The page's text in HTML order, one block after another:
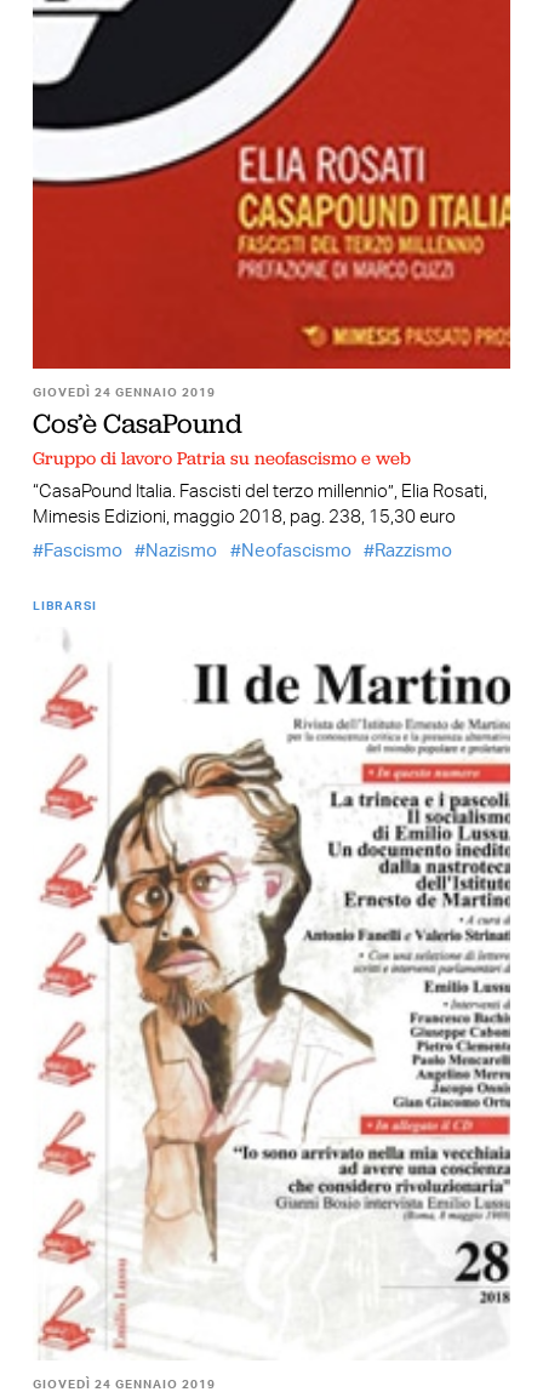
GIOVEDÌ 24 GENNAIO 2019
Cos’è CasaPound
Gruppo di lavoro Patria su neofascismo e web
“CasaPound Italia. Fascisti del terzo millennio”, Elia Rosati,
Mimesis Edizioni, maggio 2018, pag. 238, 15,30 euro
Fascismo
Nazismo Neofascismo Razzismo
LIBRARSI
GIOVEDÌ 24 GENNAIO 2019